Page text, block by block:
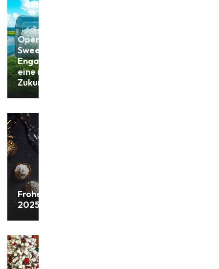
Operation Clean
Sweep:
Engagement für
eine nachhaltige
Zukunft
Frohes Neues Jahr
2025!